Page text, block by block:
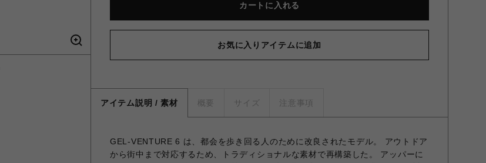
カートに入れる
お気に入りアイテムに追加
アイテム説明 / 素材 概要 サイズ 注意事項
GEL-VENTURE 6 は、都会を歩き回る人のために改良されたモデル。 アウトドア
から街中まで対応するため、トラディショナルな素材で再構築した。 アッパーに